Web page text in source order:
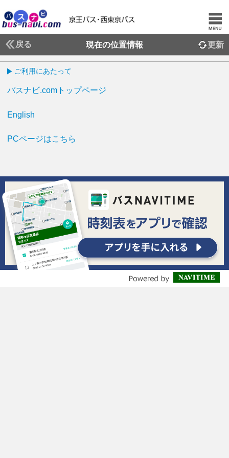
戻る 現在の位置情報 更新
ご利用にあたって
バスナビ.comトップページ
English
PCページはこちら